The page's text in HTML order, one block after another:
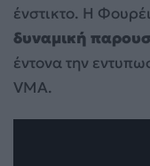
ένστικτο. Η
δυναμική
έντονα την
VMA.